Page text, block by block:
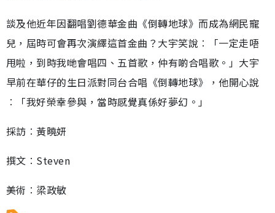
談及他近年因翻唱劉德華金曲《倒轉地球》而成為網民寵
兒，屆時可會再次演繹這首金曲？大宇笑說︰「一定走唔
甩啦，到時我哋會唱四、五首歌，仲有啲合唱歌。」大宇
早前在華仔的生日派對同台合唱《倒轉地球》，他開心說
︰「我好榮幸參與，當時感覺真係好夢幻。」
採訪︰黃曉妍
撰文︰Steven
美術︰梁政敏